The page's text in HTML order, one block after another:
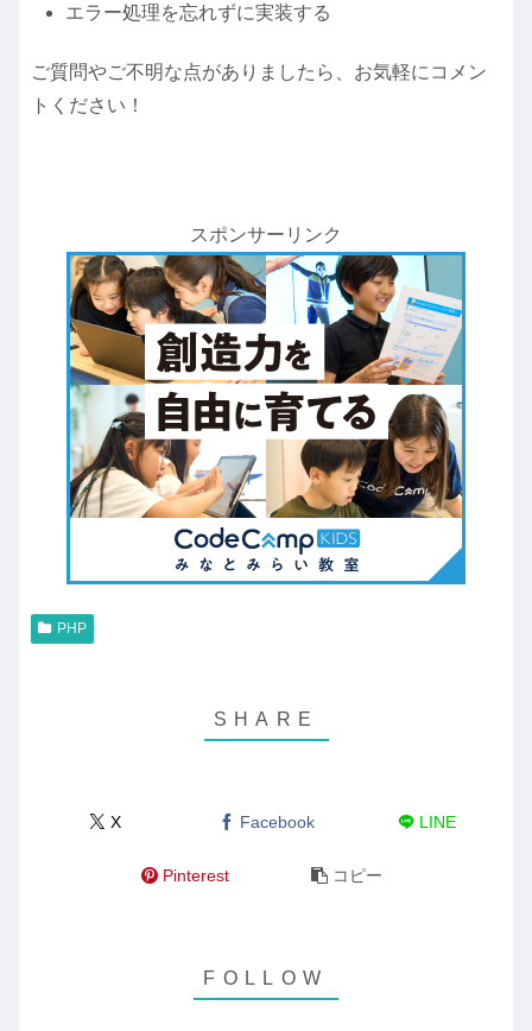
エラー処理を忘れずに実装する
ご質問やご不明な点がありましたら、お気軽にコメン
トください！
スポンサーリンク
PHP
X Facebook LINE
Pinterest コピー